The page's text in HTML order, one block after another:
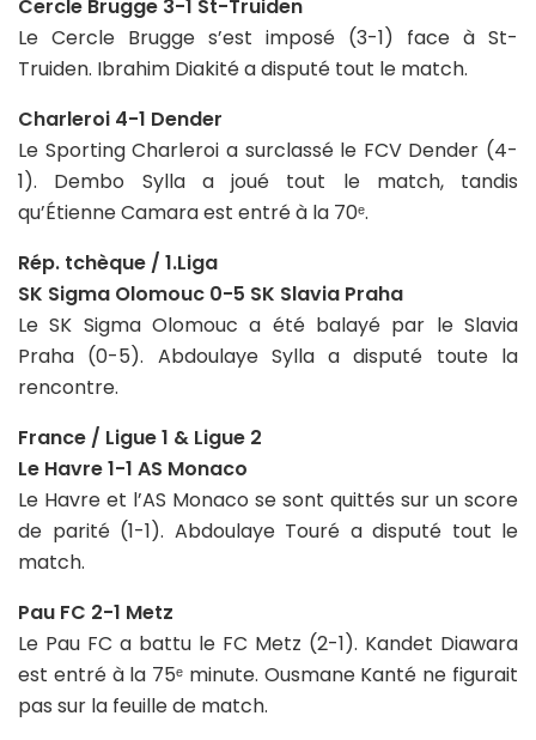
Cercle Brugge 3-1 St-Truiden
Le Cercle Brugge s’est imposé (3-1) face à St-
Truiden. Ibrahim Diakité a disputé tout le match.
Charleroi 4-1 Dender
Le Sporting Charleroi a surclassé le FCV Dender (4-
1). Dembo Sylla a joué tout le match, tandis
qu’Étienne Camara est entré à la 70ᵉ.
Rép. tchèque / 1.Liga
SK Sigma Olomouc 0-5 SK Slavia Praha
Le SK Sigma Olomouc a été balayé par le Slavia
Praha (0-5). Abdoulaye Sylla a disputé toute la
rencontre.
France / Ligue 1 & Ligue 2
Le Havre 1-1 AS Monaco
Le Havre et l’AS Monaco se sont quittés sur un score
de parité (1-1). Abdoulaye Touré a disputé tout le
match.
Pau FC 2-1 Metz
Le Pau FC a battu le FC Metz (2-1). Kandet Diawara
est entré à la 75ᵉ minute. Ousmane Kanté ne figurait
pas sur la feuille de match.